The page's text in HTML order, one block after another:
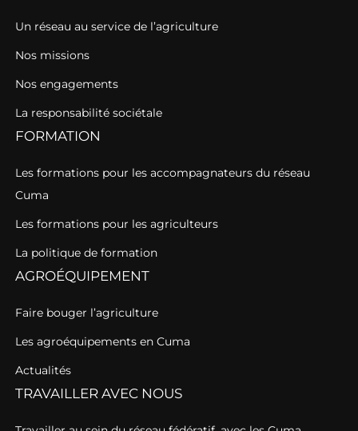
Un réseau au service de l’agriculture
Nos missions
Nos engagements
La responsabilité sociétale
FORMATION
Les formations pour les accompagnateurs du réseau
Cuma
Les formations pour les agriculteurs
La politique de formation
AGROÉQUIPEMENT
Faire bouger l’agriculture
Les agroéquipements en Cuma
Actualités
TRAVAILLER AVEC NOUS